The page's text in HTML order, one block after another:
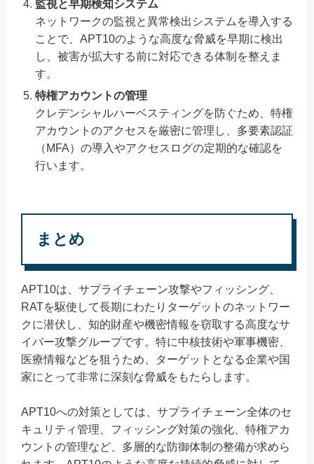
監視と早期検知システム
ネットワークの監視と異常検出システムを導入する
ことで、APT10のような高度な脅威を早期に検出
し、被害が拡大する前に対応できる体制を整えま
す。
特権アカウントの管理
クレデンシャルハーベスティングを防ぐため、特権
アカウントのアクセスを厳密に管理し、多要素認証
（MFA）の導入やアクセスログの定期的な確認を
行います。
まとめ
APT10は、サプライチェーン攻撃やフィッシング、
RATを駆使して長期にわたりターゲットのネットワー
クに潜伏し、知的財産や機密情報を窃取する高度なサ
イバー攻撃グループです。特に中核技術や軍事機密、
医療情報などを狙うため、ターゲットとなる企業や国
家にとって非常に深刻な脅威をもたらします。
APT10への対策としては、サプライチェーン全体のセ
キュリティ管理、フィッシング対策の強化、特権アカ
ウントの管理など、多層的な防御体制の整備が求めら